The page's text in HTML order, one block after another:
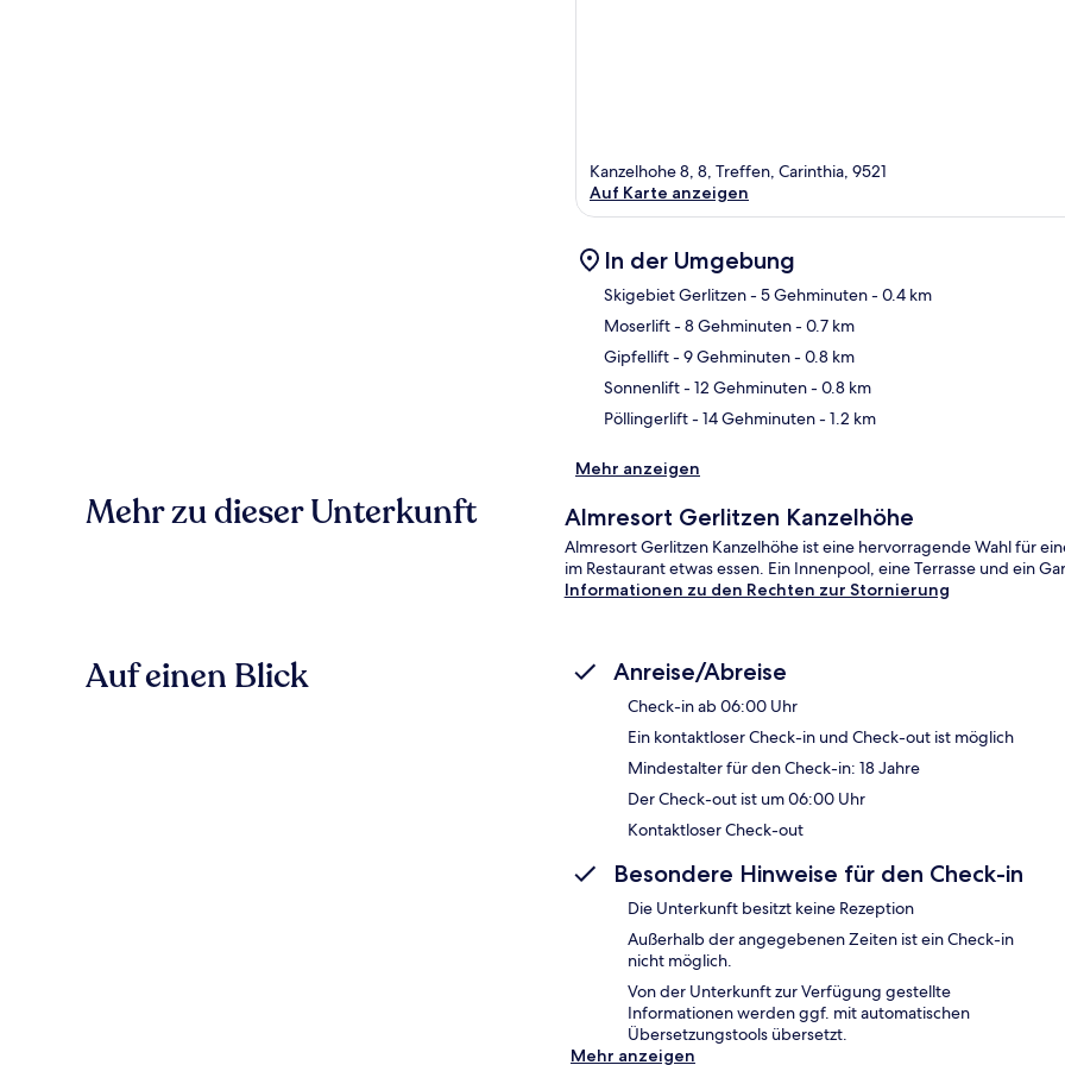
Kanzelhohe 8, 8, Treffen, Carinthia, 9521
Auf Karte anzeigen
In der Umgebung
Skigebiet Gerlitzen- 5 Gehminuten- 0.4 km
Moserlift- 8 Gehminuten- 0.7 km
Gipfellift- 9 Gehminuten- 0.8 km
Sonnenlift- 12 Gehminuten- 0.8 km
Pöllingerlift- 14 Gehminuten- 1.2 km
Mehr anzeigen
Mehr zu dieser Unterkunft Almresort Gerlitzen Kanzelhöhe
Almresort Gerlitzen Kanzelhöhe ist eine hervorragende Wahl für
im Restaurant etwas essen. Ein Innenpool, eine Terrasse und ein
Informationen zu den Rechten zur Stornierung
Auf einen Blick Anreise/Abreise
Check-in ab 06:00 Uhr
Ein kontaktloser Check-in und Check-out ist möglich
Mindestalter für den Check-in: 18 Jahre
Der Check-out ist um 06:00 Uhr
Kontaktloser Check-out
Besondere Hinweise für den Check-in
Die Unterkunft besitzt keine Rezeption
Außerhalb der angegebenen Zeiten ist ein Check-in
nicht möglich.
Von der Unterkunft zur Verfügung gestellte
Informationen werden ggf. mit automatischen
Übersetzungstools übersetzt.
Mehr anzeigen